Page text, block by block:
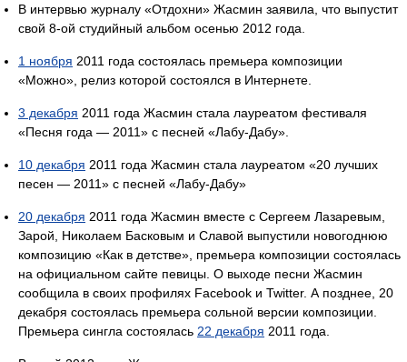
В интервью журналу «Отдохни» Жасмин заявила, что выпустит
свой 8-ой студийный альбом осенью 2012 года.
1 ноября 2011 года состоялась премьера композиции
«Можно», релиз которой состоялся в Интернете.
3 декабря 2011 года Жасмин стала лауреатом фестиваля
«Песня года — 2011» с песней «Лабу-Дабу».
10 декабря 2011 года Жасмин стала лауреатом «20 лучших
песен — 2011» с песней «Лабу-Дабу»
20 декабря 2011 года Жасмин вместе с Сергеем Лазаревым,
Зарой, Николаем Басковым и Славой выпустили новогоднюю
композицию «Как в детстве», премьера композиции состоялась
на официальном сайте певицы. О выходе песни Жасмин
сообщила в своих профилях Facebook и Twitter. А позднее, 20
декабря состоялась премьера сольной версии композиции.
Премьера сингла состоялась 22 декабря 2011 года.